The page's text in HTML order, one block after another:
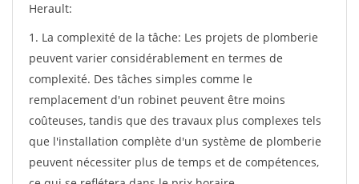
Herault:
1. La complexité de la tâche: Les projets de plomberie
peuvent varier considérablement en termes de
complexité. Des tâches simples comme le
remplacement d'un robinet peuvent être moins
coûteuses, tandis que des travaux plus complexes tels
que l'installation complète d'un système de plomberie
peuvent nécessiter plus de temps et de compétences,